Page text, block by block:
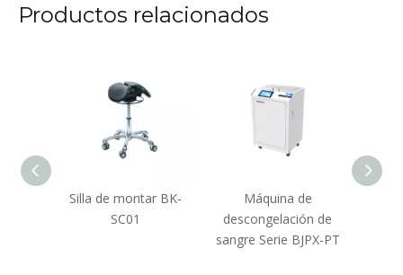
Productos relacionados
Silla de montar BK-
SC01
Máquina de
descongelación de
sangre Serie BJPX-PT